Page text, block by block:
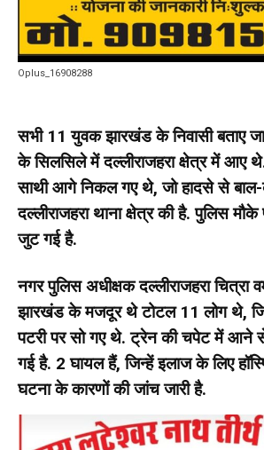
Oplus_16908288
सभी 11 युवक झारखंड के निवासी बताए
के सिलसिले में दल्लीराजहरा क्षेत्र में आए
साथी आगे निकल गए थे, जो हादसे से
दल्लीराजहरा थाना क्षेत्र की है. पुलिस
जुट गई है.
नगर पुलिस अधीक्षक दल्लीराजहरा चित्रा
झारखंड के मजदूर थे टोटल 11 लोग थे,
पटरी पर सो गए थे. ट्रेन की चपेट में आने से
गई है. 2 घायल हैं, जिन्हें इलाज के लिए
घटना के कारणों की जांच जारी है.